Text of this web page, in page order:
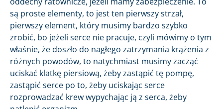
są proste elementy, to jest ten pierwszy strzał,
pierwszy element, który musimy bardzo szybko
zrobić, bo jeżeli serce nie pracuje, czyli mówimy o tym
właśnie, że doszło do nagłego zatrzymania krążenia z
różnych powodów, to natychmiast musimy zacząć
uciskać klatkę piersiową, żeby zastąpić tę pompę,
zastąpić serce po to, żeby uciskając serce
rozprowadzać krew wypychając ją z serca, żeby